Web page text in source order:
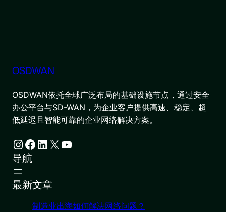
OSDWAN
OSDWAN依托全球广泛布局的基础设施节点，通过安全
办公平台与SD-WAN，为企业客户提供高速、稳定、超
低延迟且智能可靠的企业网络解决方案。
Instagram Facebook LinkedIn X YouTube
导航
最新文章
制造业出海如何解决网络问题？